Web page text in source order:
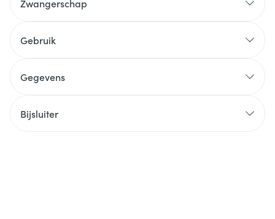
Zwangerschap
Gebruik
Gegevens
Bijsluiter